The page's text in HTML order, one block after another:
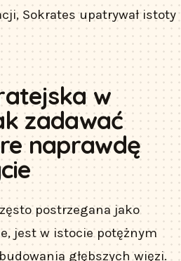
Sokrates upatrywał istoty
w
zadawać
naprawdę
postrzegana jako
jest w istocie potężnym
głębszych więzi.